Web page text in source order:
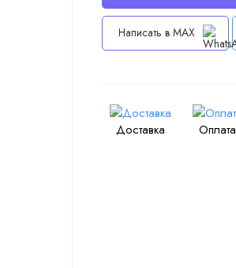
Написать в MAX
Доставка Оплата